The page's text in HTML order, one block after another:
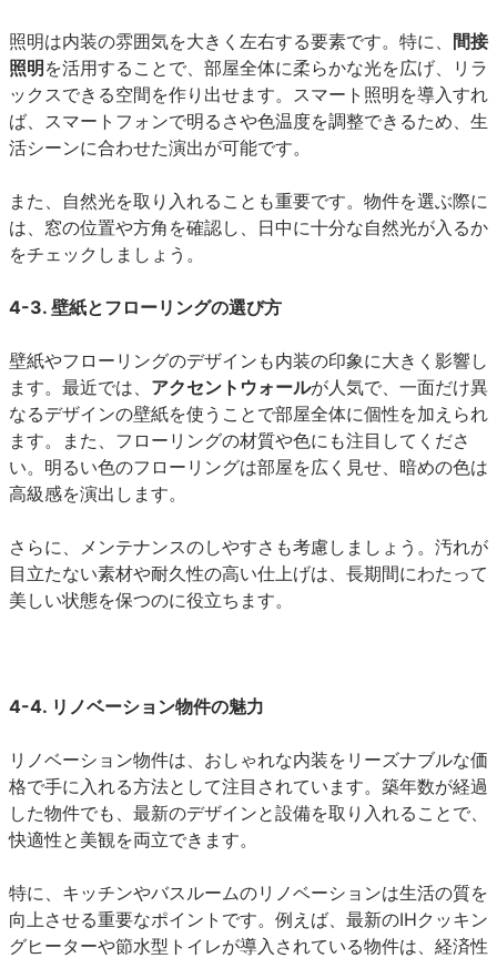
照明は内装の雰囲気を大きく左右する要素です。特に、 間接
照明を活用することで、部屋全体に柔らかな光を広げ、リラ
ックスできる空間を作り出せます。スマート照明を導入すれ
ば、スマートフォンで明るさや色温度を調整できるため、生
活シーンに合わせた演出が可能です。
また、自然光を取り入れることも重要です。物件を選ぶ際に
は、窓の位置や方角を確認し、日中に十分な自然光が入るか
をチェックしましょう。
4-3. 壁紙とフローリングの選び方
壁紙やフローリングのデザインも内装の印象に大きく影響し
ます。最近では、 アクセントウォールが人気で、一面だけ異
なるデザインの壁紙を使うことで部屋全体に個性を加えられ
ます。また、フローリングの材質や色にも注目してくださ
い。明るい色のフローリングは部屋を広く見せ、暗めの色は
高級感を演出します。
さらに、メンテナンスのしやすさも考慮しましょう。汚れが
目立たない素材や耐久性の高い仕上げは、長期間にわたって
美しい状態を保つのに役立ちます。
4-4. リノベーション物件の魅力
リノベーション物件は、おしゃれな内装をリーズナブルな価
格で手に入れる方法として注目されています。築年数が経過
した物件でも、最新のデザインと設備を取り入れることで、
快適性と美観を両立できます。
特に、キッチンやバスルームのリノベーションは生活の質を
向上させる重要なポイントです。例えば、最新のIHクッキン
グヒーターや節水型トイレが導入されている物件は、経済性